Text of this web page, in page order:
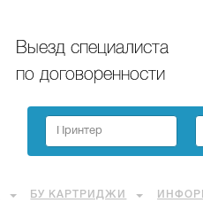
Выезд специалиста
по договоренности
БУ КАРТРИДЖИ